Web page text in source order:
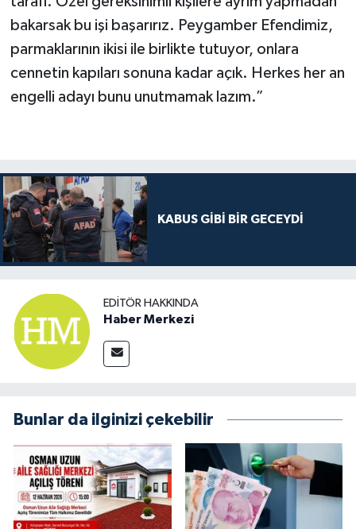
bakarsak bu işi başarırız. Peygamber Efendimiz,
parmaklarının ikisi ile birlikte tutuyor, onlara
cennetin kapıları sonuna kadar açık. Herkes her an
engelli adayı bunu unutmamak lazım.”
KABUS GİBİ BİR GECEYDİ
EDITÖR HAKKINDA
Haber Merkezi
Bunlar da ilginizi çekebilir